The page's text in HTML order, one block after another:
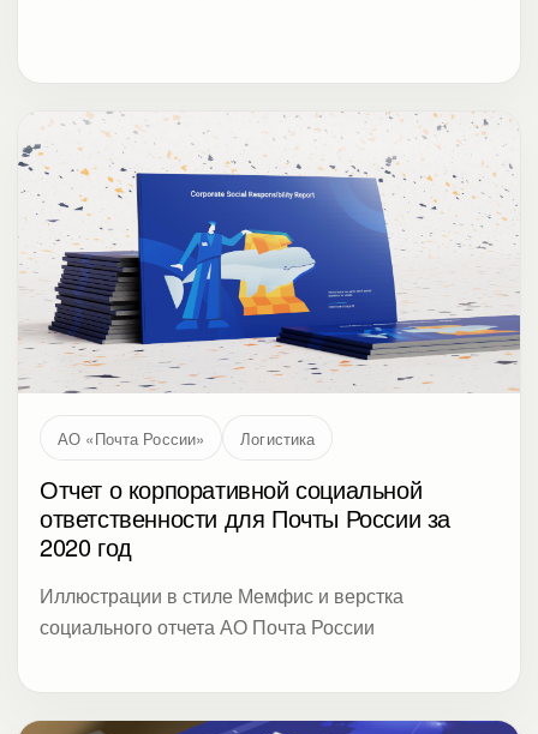
АО «Почта России» Логистика
Отчет о корпоративной социальной
ответственности для Почты России за
2020 год
Иллюстрации в стиле Мемфис и верстка
социального отчета АО Почта России